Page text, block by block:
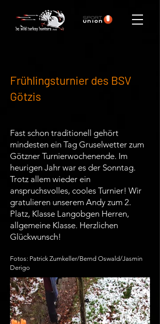
Frühlingsturnier des BSV
Götzis
Fast schon traditionell gehört
mindesten ein Tag Gruselwetter zum
Götzner Turnierwochenende. Im
heurigen Jahr war es der Sonntag.
Trotz allem wieder ein
anspruchsvolles, cooles Turnier! Wir
gratulieren unserem Andy zum 2.
Platz, Klasse Langobgen Herren,
allgemeine Klasse. Herzlichen
Glückwunsch!
Fotos: Patrick Zumkeller/Bernd Oswald/Jasmin
Derigo